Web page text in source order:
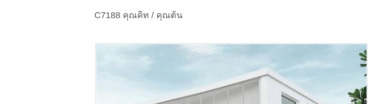
C7188 คุณคิท / คุณต้น